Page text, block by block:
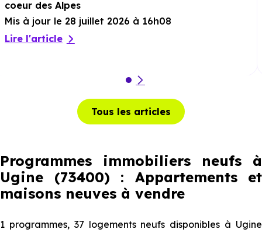
coeur des Alpes
Mis à jour le 28 juillet 2026 à 16h08
Lire l'article
Tous les articles
Programmes immobiliers neufs à
Ugine (73400) : Appartements et
maisons neuves à vendre
1 programmes, 37 logements neufs disponibles à Ugine